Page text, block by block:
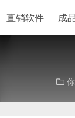
直销软件 成